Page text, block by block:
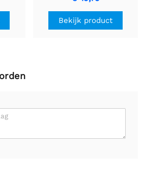
Bekijk product